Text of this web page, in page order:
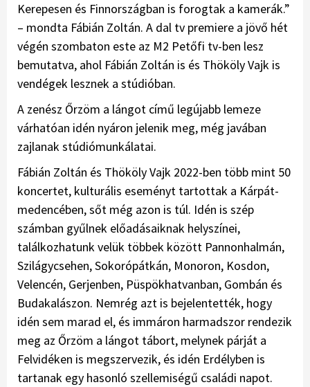
Kerepesen és Finnországban is forogtak a kamerák.”
– mondta Fábián Zoltán. A dal tv premiere a jövő hét
végén szombaton este az M2 Petőfi tv-ben lesz
bemutatva, ahol Fábián Zoltán is és Thököly Vajk is
vendégek lesznek a stúdióban.
A zenész Őrzöm a lángot című legújabb lemeze
várhatóan idén nyáron jelenik meg, még javában
zajlanak stúdiómunkálatai.
Fábián Zoltán és Thököly Vajk 2022-ben több mint 50
koncertet, kulturális eseményt tartottak a Kárpát-
medencében, sőt még azon is túl. Idén is szép
számban gyűlnek előadásaiknak helyszínei,
találkozhatunk velük többek között Pannonhalmán,
Szilágycsehen, Sokorópátkán, Monoron, Kosdon,
Velencén, Gerjenben, Püspökhatvanban, Gombán és
Budakalászon. Nemrég azt is bejelentették, hogy
idén sem marad el, és immáron harmadszor rendezik
meg az Őrzöm a lángot tábort, melynek párját a
Felvidéken is megszervezik, és idén Erdélyben is
tartanak egy hasonló szellemiségű családi napot.